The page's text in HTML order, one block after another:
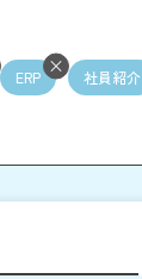
ERP 社員紹介